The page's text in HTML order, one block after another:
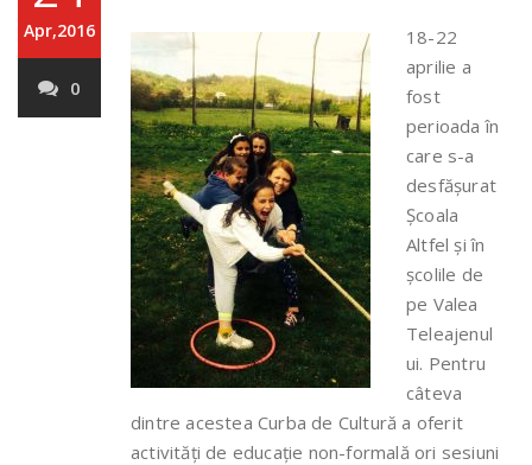
Apr,2016
0
18-22
aprilie a
fost
perioada în
care s-a
desfășurat
Școala
Altfel și în
școlile de
pe Valea
Teleajenul
ui. Pentru
câteva
dintre acestea Curba de Cultură a oferit
activități de educație non-formală ori sesiuni